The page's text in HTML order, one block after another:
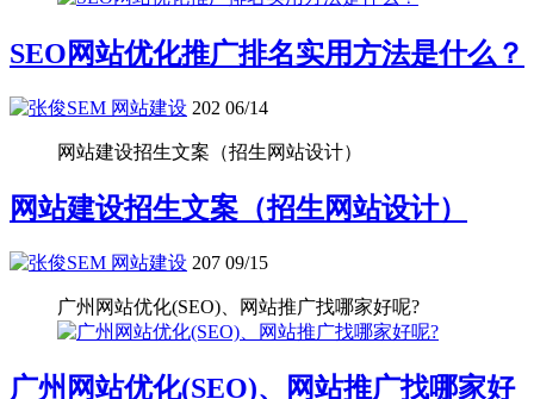
SEO网站优化推广排名实用方法是什么？
网站建设 202 06/14
网站建设招生文案（招生网站设计）
网站建设招生文案（招生网站设计）
网站建设 207 09/15
广州网站优化(SEO)、网站推广找哪家好呢?
广州网站优化(SEO)、网站推广找哪家好